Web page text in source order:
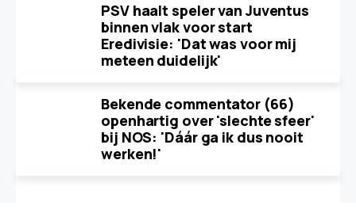
PSV haalt speler van Juventus
binnen vlak voor start
Eredivisie: 'Dat was voor mij
meteen duidelijk'
Bekende commentator (66)
openhartig over 'slechte sfeer'
bij NOS: 'Dáár ga ik dus nooit
werken!'